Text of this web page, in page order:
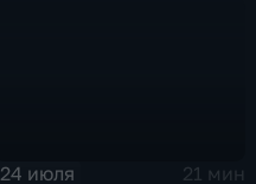
24 июля
21 мин